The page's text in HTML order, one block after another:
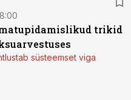
trikid
süsteemset viga